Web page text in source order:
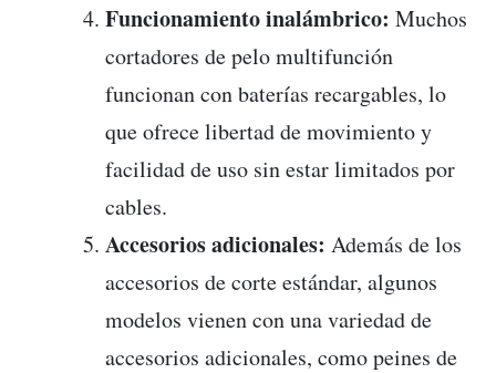
Funcionamiento inalámbrico: Muchos
cortadores de pelo multifunción
funcionan con baterías recargables, lo
que ofrece libertad de movimiento y
facilidad de uso sin estar limitados por
cables.
Accesorios adicionales: Además de los
accesorios de corte estándar, algunos
modelos vienen con una variedad de
accesorios adicionales, como peines de